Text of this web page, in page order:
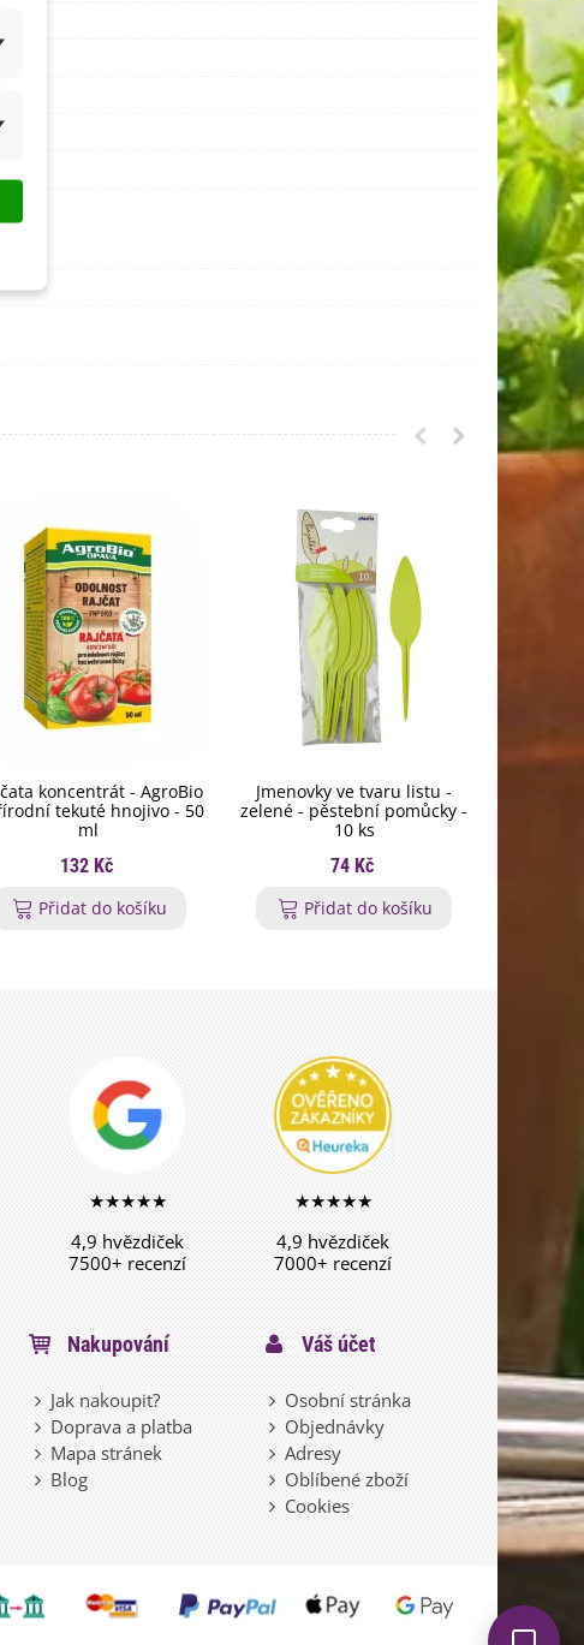
koncentrát - AgroBio
tekuté hnojivo - 50
ml
132 Kč
Přidat do košíku
Jmenovky ve tvaru listu -
zelené - pěstební pomůcky -
10 ks
74 Kč
Přidat do košíku
★★★★★
4,9 hvězdiček
7500+ recenzí
★★★★★
4,9 hvězdiček
7000+ recenzí
Nakupování
Jak nakoupit?
Doprava a platba
Mapa stránek
Blog
Váš účet
Osobní stránka
Objednávky
Adresy
Oblíbené zboží
Cookies